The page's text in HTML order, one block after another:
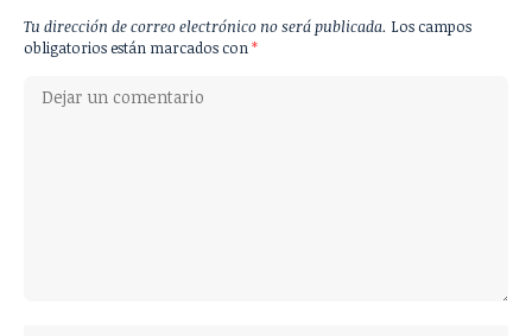
Tu dirección de correo electrónico no será publicada. Los campos
obligatorios están marcados con*